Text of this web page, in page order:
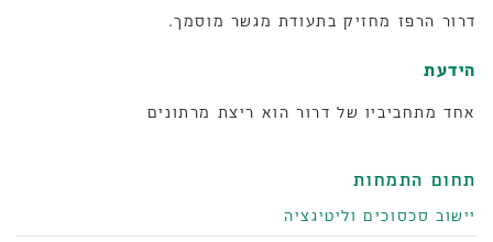
תחום התמחות
יישוב סכסוכים וליטיגציה
דרור הרפז מחזיק בתעודת מגשר מוסמך.
הידעת
אחד מתחביביו של דרור הוא ריצת מרתונים